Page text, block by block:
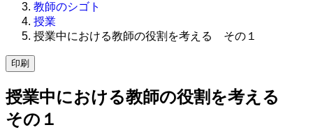
教師のシゴト
授業
授業中における教師の役割を考える その１
印刷
授業中における教師の役割を考える
その１